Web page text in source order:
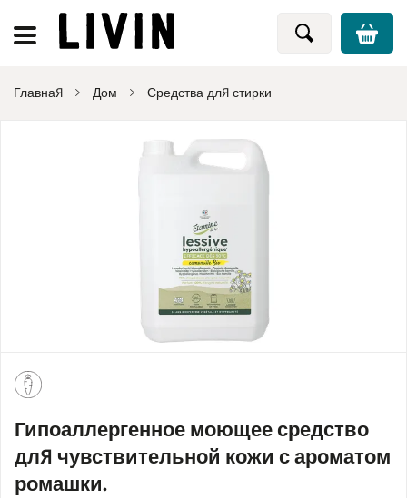
Главная Дом Средства для стирки
Гипоаллергенное моющее средство
для чувствительной кожи с ароматом
ромашки.